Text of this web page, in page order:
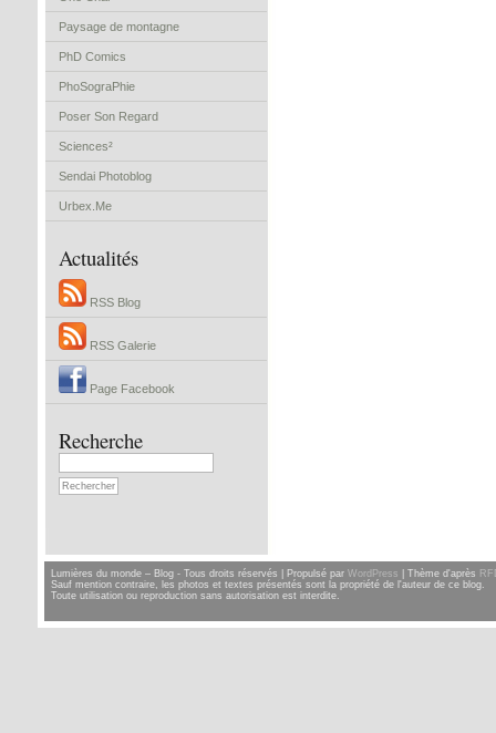
Paysage de montagne
PhD Comics
PhoSograPhie
Poser Son Regard
Sciences²
Sendai Photoblog
Urbex.Me
Actualités
RSS Blog
RSS Galerie
Page Facebook
Recherche
Lumières du monde – Blog - Tous droits réservés | Propulsé par WordPress | Thème d'après
Sauf mention contraire, les photos et textes présentés sont la propriété de l'auteur de ce blog.
Toute utilisation ou reproduction sans autorisation est interdite.